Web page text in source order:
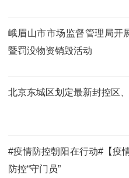
峨眉山市市场监督管理局开
暨罚没物资销毁活动
北京东城区划定最新封控区
#疫情防控朝阳在行动#【疫
防控“守门员”